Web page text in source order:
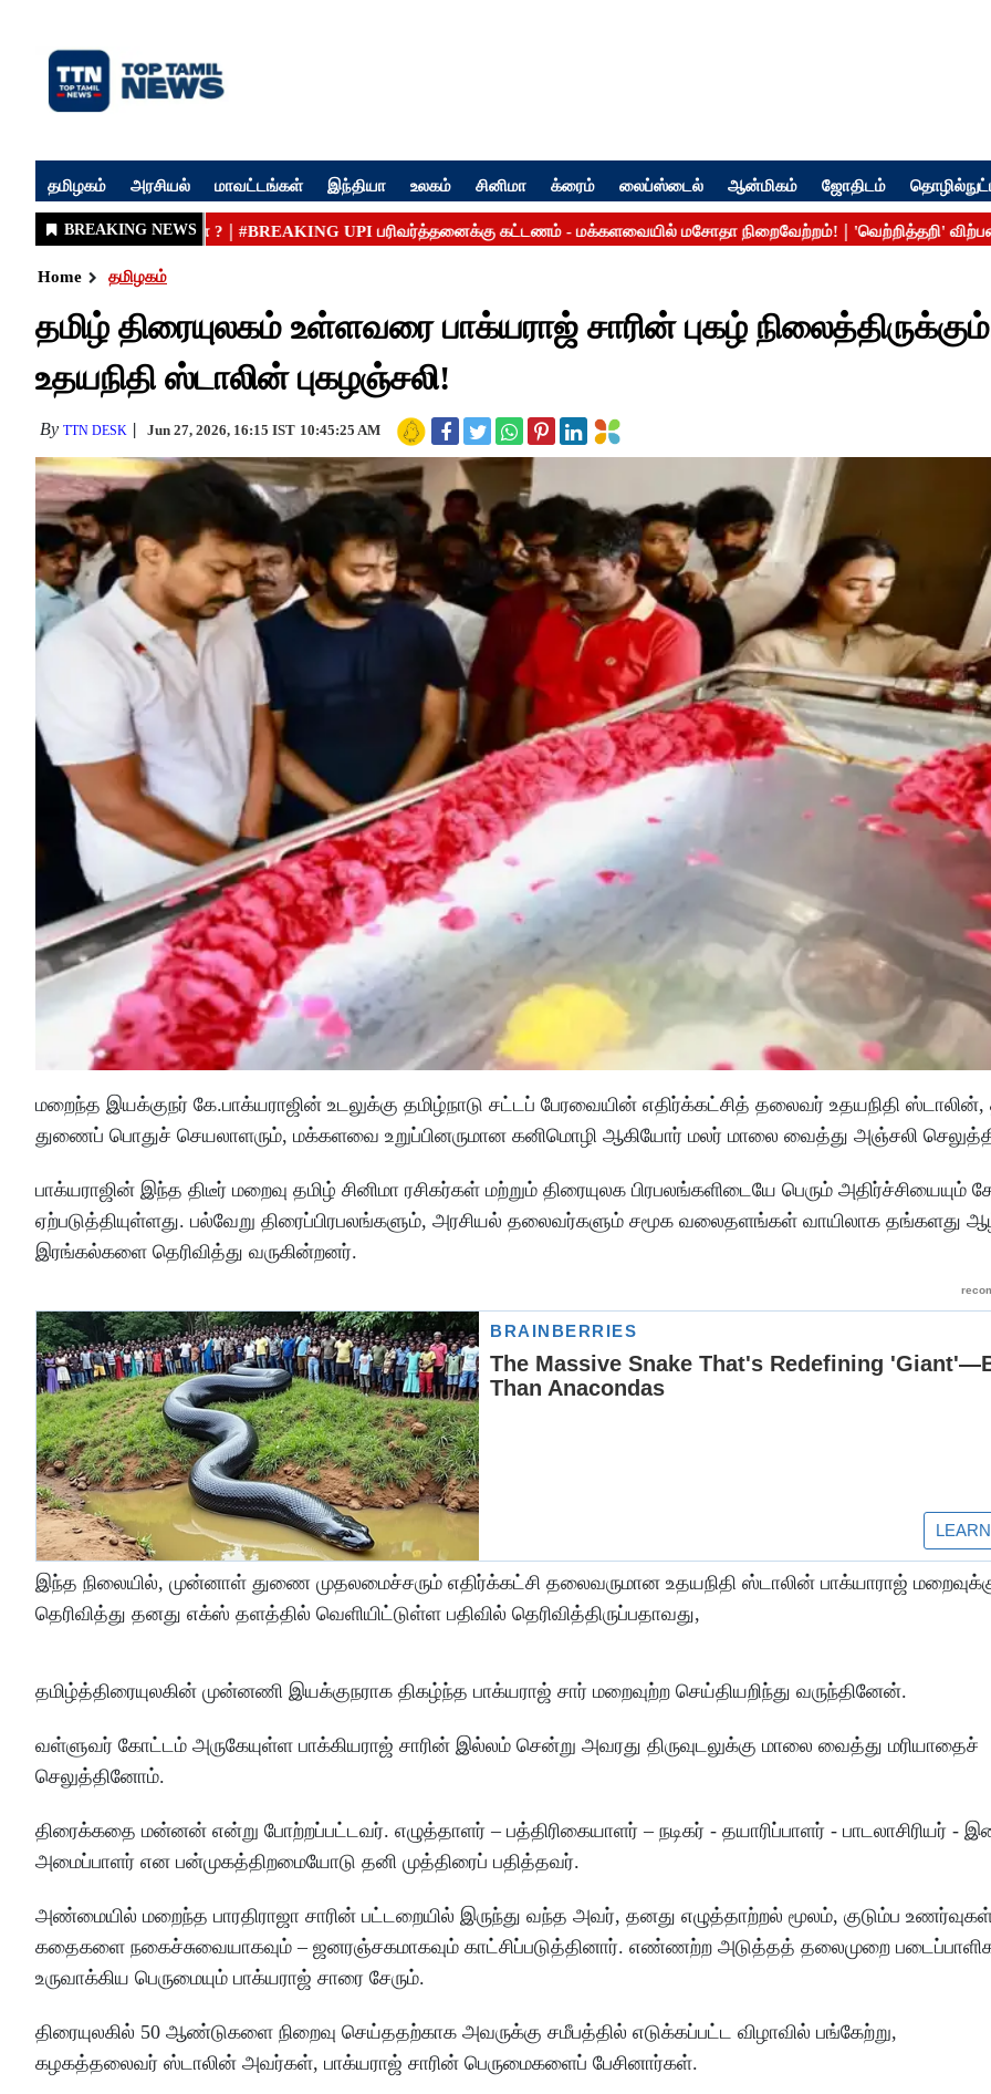
தமிழகம் அரசியல் மாவட்டங்கள் இந்தியா உலகம் சினிமா க்ரைம் லைப்ஸ்டைல் ஆன்மிகம் ஜோதிடம்
Home தமிழகம்
தமிழ் திரையுலகம் உள்ளவரை பாக்யராஜ் சாரின் புகழ்
உதயநிதி ஸ்டாலின் புகழஞ்சலி!
By TTN DESK Jun 27, 2026, 16:15 IST 10:45:25 AM
மறைந்த இயக்குநர் கே.பாக்யராஜின் உடலுக்கு தமிழ்நாடு சட்டப் பேரவையின் எதிர்க்கட்சித் தலைவர் உதயநிதி ஸ்டாலின்,
துணைப் பொதுச் செயலாளரும், மக்களவை உறுப்பினருமான கனிமொழி ஆகியோர் மலர் மாலை வைத்து அஞ்சலி
பாக்யராஜின் இந்த திடீர் மறைவு தமிழ் சினிமா ரசிகர்கள் மற்றும் திரையுலக பிரபலங்களிடையே பெரும் அதிர்ச்சியையும்
ஏற்படுத்தியுள்ளது. பல்வேறு திரைப்பிரபலங்களும், அரசியல் தலைவர்களும் சமூக வலைதளங்கள் வாயிலாக தங்களது
இரங்கல்களை தெரிவித்து வருகின்றனர்.
இந்த நிலையில், முன்னாள் துணை முதலமைச்சரும் எதிர்க்கட்சி தலைவருமான உதயநிதி ஸ்டாலின் பாக்யாராஜ்
தெரிவித்து தனது எக்ஸ் தளத்தில் வெளியிட்டுள்ள பதிவில் தெரிவித்திருப்பதாவது,
தமிழ்த்திரையுலகின் முன்னணி இயக்குநராக திகழ்ந்த பாக்யராஜ் சார் மறைவுற்ற செய்தியறிந்து வருந்தினேன்.
வள்ளுவர் கோட்டம் அருகேயுள்ள பாக்கியராஜ் சாரின் இல்லம் சென்று அவரது திருவுடலுக்கு மாலை வைத்து மரியாதைச்
செலுத்தினோம்.
திரைக்கதை மன்னன் என்று போற்றப்பட்டவர். எழுத்தாளர் – பத்திரிகையாளர் – நடிகர் - தயாரிப்பாளர் - பாடலாசிரியர் -
அமைப்பாளர் என பன்முகத்திறமையோடு தனி முத்திரைப் பதித்தவர்.
அண்மையில் மறைந்த பாரதிராஜா சாரின் பட்டறையில் இருந்து வந்த அவர், தனது எழுத்தாற்றல் மூலம், குடும்ப
கதைகளை நகைச்சுவையாகவும் – ஜனரஞ்சகமாகவும் காட்சிப்படுத்தினார். எண்ணற்ற அடுத்தத் தலைமுறை
உருவாக்கிய பெருமையும் பாக்யராஜ் சாரை சேரும்.
திரையுலகில் 50 ஆண்டுகளை நிறைவு செய்ததற்காக அவருக்கு சமீபத்தில் எடுக்கப்பட்ட விழாவில் பங்கேற்று,
கழகத்தலைவர் ஸ்டாலின் அவர்கள், பாக்யராஜ் சாரின் பெருமைகளைப் பேசினார்கள்.